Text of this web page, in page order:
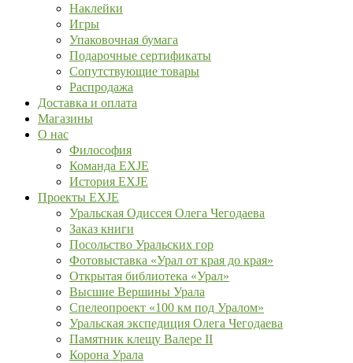
Наклейки
Игры
Упаковочная бумага
Подарочные сертификаты
Сопутствующие товары
Распродажа
Доставка и оплата
Магазины
О нас
Философия
Команда EXJE
История EXJE
Проекты EXJE
Уральская Одиссея Олега Чегодаева
Заказ книги
Посольство Уральских гор
Фотовыставка «Урал от края до края»
Открытая библиотека «Урал»
Высшие Вершины Урала
Спелеопроект «100 км под Уралом»
Уральская экспедиция Олега Чегодаева
Памятник клещу Валере II
Корона Урала